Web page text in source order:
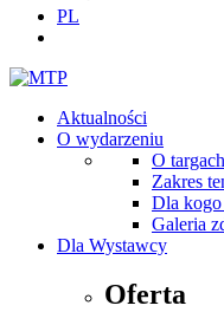
PL
Aktualności
O wydarzeniu
O targach
Zakres
Dla kogo
Galeria
Dla Wystawcy
Oferta